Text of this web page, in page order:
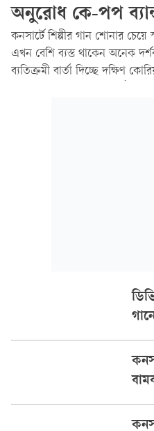
অনুরোধ কে-পপ
কনসার্টে শিল্পীর গান শোনার
এখন বেশি ব্যস্ত থাকেন অনেক
ব্যতিক্রমী বার্তা দিচ্ছে দক্ষিণ